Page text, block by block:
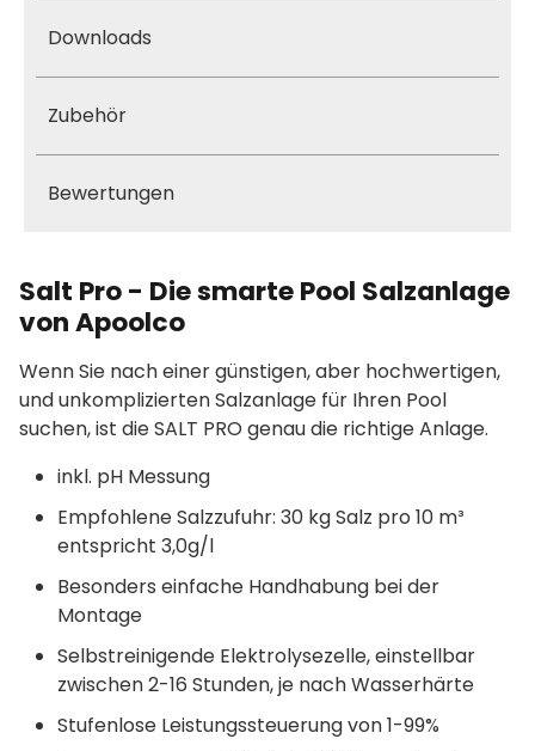
Downloads
Zubehör
Bewertungen
Salt Pro - Die smarte Pool Salzanlage
von Apoolco
Wenn Sie nach einer günstigen, aber hochwertigen,
und unkomplizierten Salzanlage für Ihren Pool
suchen, ist die SALT PRO genau die richtige Anlage.
inkl. pH Messung
Empfohlene Salzzufuhr: 30 kg Salz pro 10 m³
entspricht 3,0g/l
Besonders einfache Handhabung bei der
Montage
Selbstreinigende Elektrolysezelle, einstellbar
zwischen 2-16 Stunden, je nach Wasserhärte
Stufenlose Leistungssteuerung von 1-99%